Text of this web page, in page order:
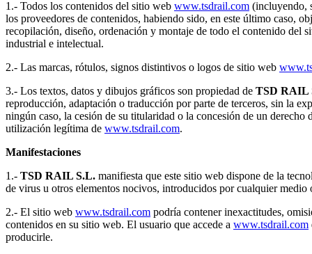
1.- Todos los contenidos del sitio web www.tsdrail.com (incluyendo,
los proveedores de contenidos, habiendo sido, en este último caso,
recopilación, diseño, ordenación y montaje de todo el contenido del
industrial e intelectual.
2.- Las marcas, rótulos, signos distintivos o logos de sitio web
3.- Los textos, datos y dibujos gráficos son propiedad de TSD RAIL
reproducción, adaptación o traducción por parte de terceros, sin la
ningún caso, la cesión de su titularidad o la concesión de un
utilización legítima de www.tsdrail.com.
Manifestaciones
1.- TSD RAIL S.L. manifiesta que este sitio web dispone de la
de virus u otros elementos nocivos, introducidos por cualquier
2.- El sitio web www.tsdrail.com podría contener inexactitudes,
contenidos en su sitio web. El usuario que accede a www.tsdrail.com
producirle.